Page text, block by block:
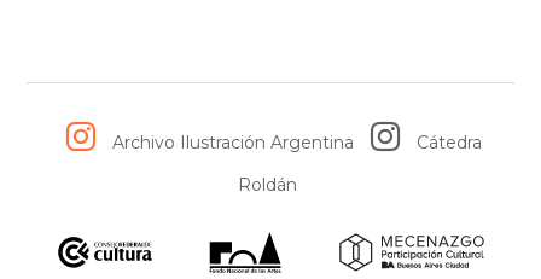
Archivo Ilustración Argentina
Cátedra
Roldán